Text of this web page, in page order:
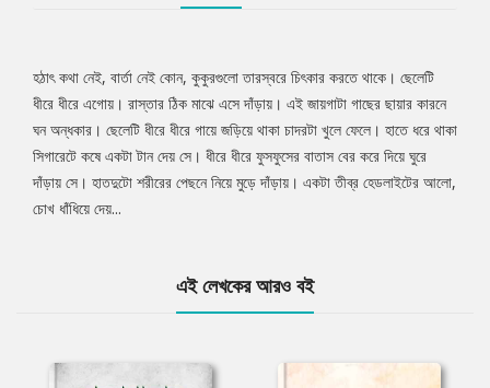
Tab
Article
হঠাৎ কথা নেই, বার্তা নেই কোন, কুকুরগুলো তারস্বরে চিৎকার করতে থাকে। ছেলেটি
ধীরে ধীরে এগোয়। রাস্তার ঠিক মাঝে এসে দাঁড়ায়। এই জায়গাটা গাছের ছায়ার কারনে
ঘন অন্ধকার। ছেলেটি ধীরে ধীরে গায়ে জড়িয়ে থাকা চাদরটা খুলে ফেলে। হাতে ধরে থাকা
সিগারেটে কষে একটা টান দেয় সে। ধীরে ধীরে ফুসফুসের বাতাস বের করে দিয়ে ঘুরে
দাঁড়ায় সে। হাতদুটো শরীরের পেছনে নিয়ে মুড়ে দাঁড়ায়। একটা তীব্র হেডলাইটের আলো,
চোখ ধাঁধিয়ে দেয়...
এই লেখকের আরও বই